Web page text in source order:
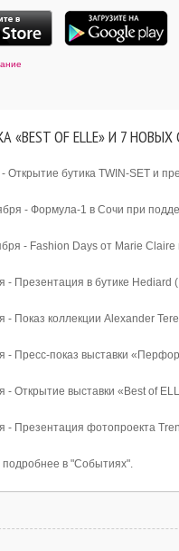
«BEST OF ELLE» И 7
Открытие бутика TWIN-SET и
- Формула-1 в Сочи при
- Fashion Days от Marie
- Презентация в бутике Hediard
- Показ коллекции Alexander
- Пресс-показ выставки
- Открытие выставки «Best of
- Презентация фотопроекта
в "Событиях".